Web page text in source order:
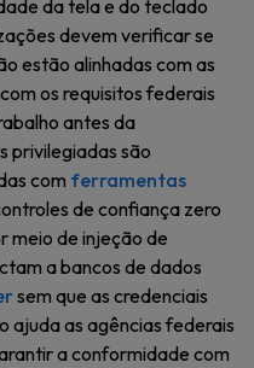
da tela e do teclado
devem verificar se
estão alinhadas com as
os requisitos federais
antes da
privilegiadas são
com ferramentas
de confiança zero
meio de injeção de
a bancos de dados
sem que as credenciais
ajuda as agências federais
a conformidade com